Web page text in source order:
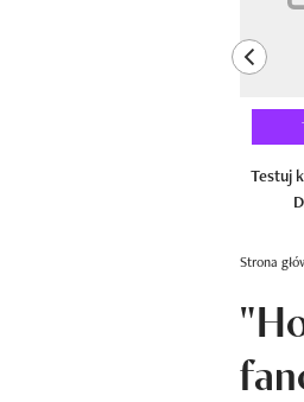
Testuj
Strona